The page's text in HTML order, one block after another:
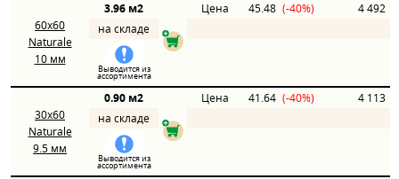
60x60
Naturale
10 мм
3.96 м2 Цена 45.48 (-40%)
4 492
на складе
Выводится из
ассортимента
30x60
Naturale
9.5 мм
0.90 м2 Цена 41.64 (-40%)
4 113
на складе
Выводится из
ассортимента